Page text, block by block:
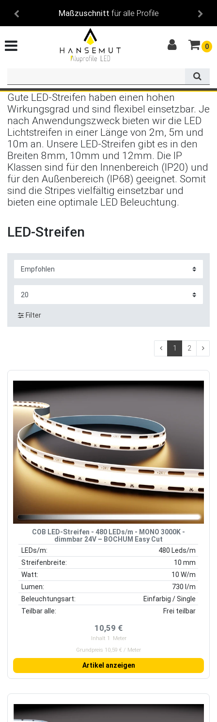
Maßzuschnitt für alle Profile
0
Gute LED-Streifen haben einen hohen
Wirkungsgrad und sind flexibel einsetzbar. Je
nach Anwendungszweck bieten wir die LED
Lichtstreifen in einer Länge von 2m, 5m und
10m an. Unsere LED-Streifen gibt es in den
Breiten 8mm, 10mm und 12mm. Die IP
Klassen sind für den Innenbereich (IP20) und
für den Außenbereich (IP68) geeignet. Somit
sind die Stripes vielfältig einsetzbar und
bieten eine optimale LED Beleuchtung.
LED-Streifen
Filter
1 2
COB LED-Streifen - 480 LEDs/m - MONO 3000K -
dimmbar 24V – BOCHUM Easy Cut
LEDs/m:
480 Leds/m
Streifenbreite:
10 mm
Watt:
10 W/m
Lumen:
730 l/m
Beleuchtungsart:
Einfarbig / Single
Teilbar alle:
Frei teilbar
10,59 €
Inhalt 1
Meter
Grundpreis 10,59 € / Meter
Artikel anzeigen